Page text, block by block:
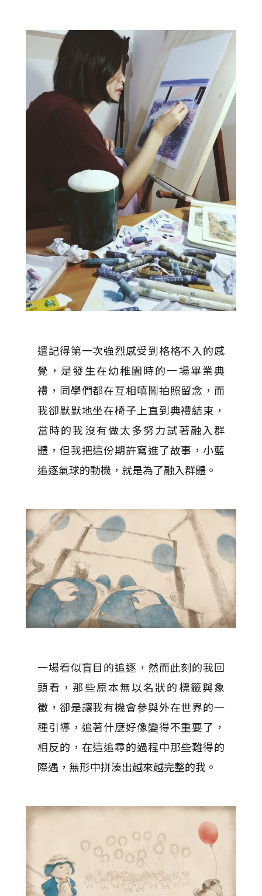
還記得第一次強烈感受到格格不入的感
覺，是發生在幼稚園時的一場畢業典
禮，同學們都在互相嘻鬧拍照留念，而
我卻默默地坐在椅子上直到典禮結束，
當時的我沒有做太多努力試著融入群
體，但我把這份期許寫進了故事，小藍
追逐氣球的動機，就是為了融入群體。
一場看似盲目的追逐，然而此刻的我回
頭看，那些原本無以名狀的標籤與象
徵，卻是讓我有機會參與外在世界的一
種引導，追著什麼好像變得不重要了，
相反的，在這追尋的過程中那些難得的
際遇，無形中拼湊出越來越完整的我。